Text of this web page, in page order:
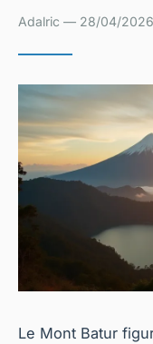
Adalric — 28/04/
Le Mont Batur